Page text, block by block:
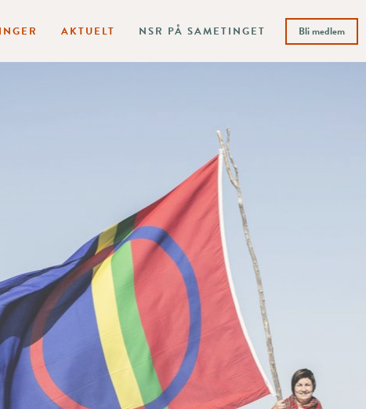
AKTUELT NSR PÅ SAMETINGET Bli medlem